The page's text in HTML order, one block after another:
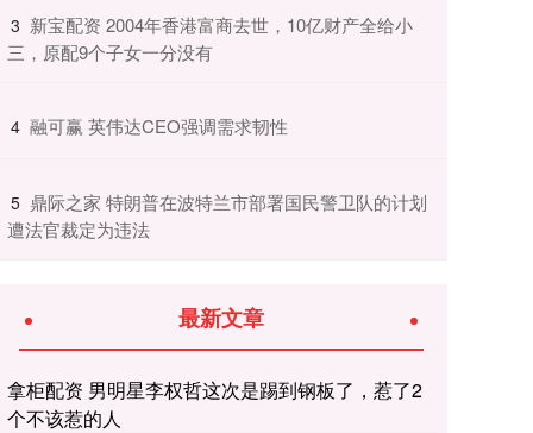
3 ​新宝配资 2004年香港富商去世，10亿财产全给小
三，原配9个子女一分没有
4 ​融可赢 英伟达CEO强调需求韧性
5 ​鼎际之家 特朗普在波特兰市部署国民警卫队的计划
遭法官裁定为违法
最新文章
拿柜配资 男明星李权哲这次是踢到钢板了，惹了2
个不该惹的人